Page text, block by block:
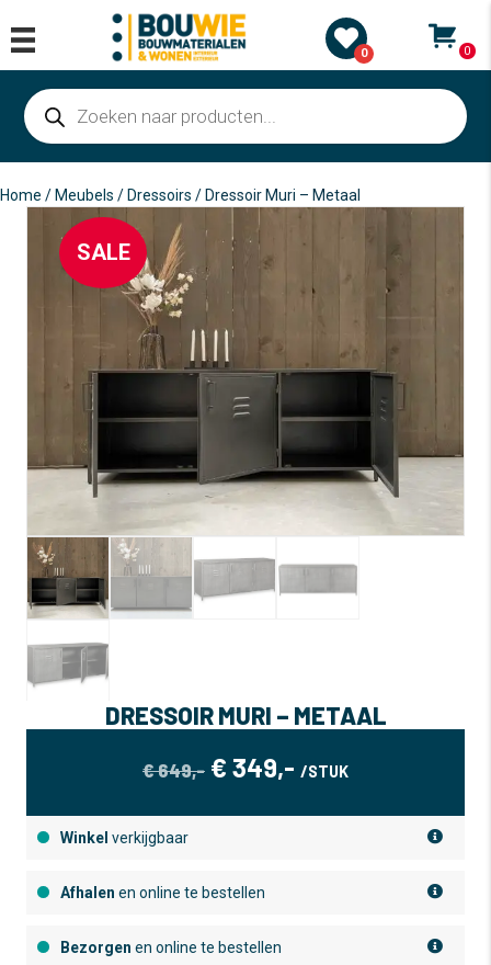
0 0
Producten
zoeken
Home / Meubels / Dressoirs / Dressoir Muri – Metaal
SALE
DRESSOIR MURI – METAAL
€649,- OORSPRONKELIJKE
€ 349,- HUIDIGE
/STUK
Winkel verkijgbaar
Afhalen en online te bestellen
Bezorgen en online te bestellen